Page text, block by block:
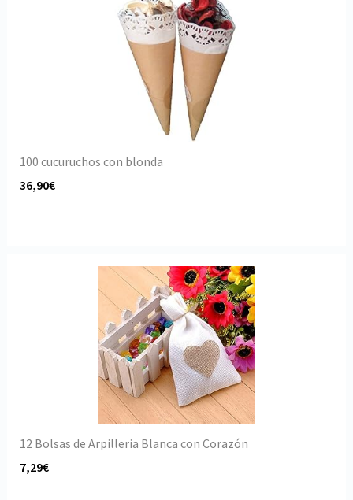
100 cucuruchos con blonda
36,90€
12 Bolsas de Arpilleria Blanca con Corazón
7,29€